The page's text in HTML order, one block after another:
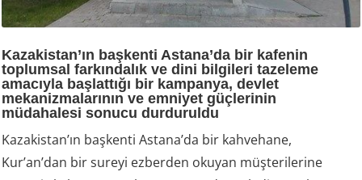
Kazakistan’ın başkenti Astana’da bir kafenin
toplumsal farkındalık ve dini bilgileri tazeleme
amacıyla başlattığı bir kampanya, devlet
mekanizmalarının ve emniyet güçlerinin
müdahalesi sonucu durduruldu
Kazakistan’ın başkenti Astana’da bir kahvehane,
Kur’an’dan bir sureyi ezberden okuyan müşterilerine